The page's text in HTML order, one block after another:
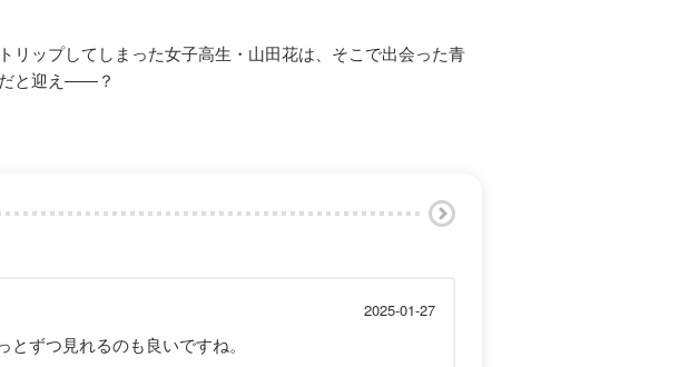
ップしてしまった女子高生・山田花は、そこで出会った青
だと迎え――？
2025-01-27
ずつ見れるのも良いですね。